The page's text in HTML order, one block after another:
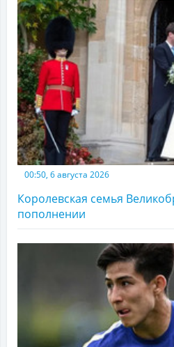
00:50, 6 августа 2026
Королевская семья
пополнении